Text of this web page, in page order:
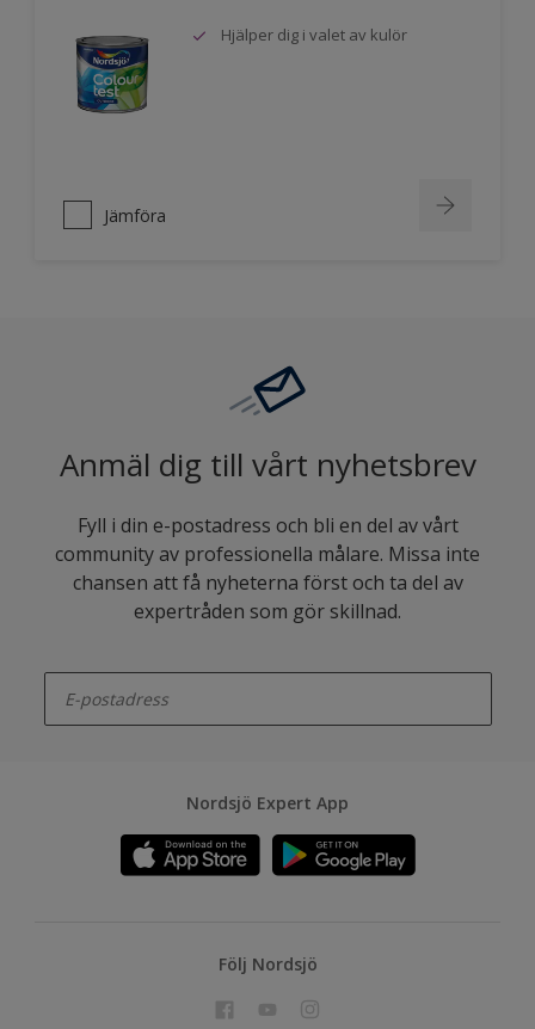
Hjälper dig i valet av kulör
Jämföra
Anmäl dig till vårt nyhetsbrev
Fyll i din e-postadress och bli en del av vårt
community av professionella målare. Missa inte
chansen att få nyheterna först och ta del av
expertråden som gör skillnad.
Nordsjö Expert App
Följ Nordsjö